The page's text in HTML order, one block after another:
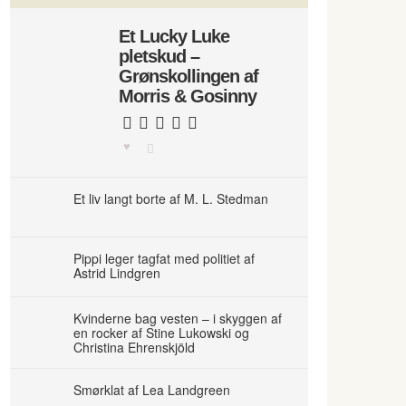
Et Lucky Luke
pletskud –
Grønskollingen af
Morris & Gosinny
Et liv langt borte af M. L. Stedman
Pippi leger tagfat med politiet af
Astrid Lindgren
Kvinderne bag vesten – i skyggen af
en rocker af Stine Lukowski og
Christina Ehrenskjöld
Smørklat af Lea Landgreen